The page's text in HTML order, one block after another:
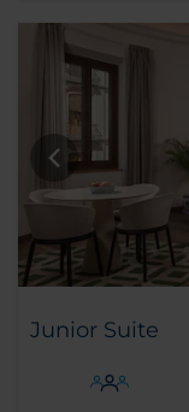
Junior Suite